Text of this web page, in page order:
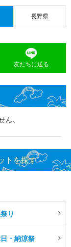
長野県
友だちに送る
。
トを探す
り
・納涼祭